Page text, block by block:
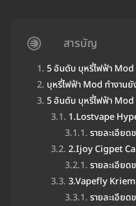
สารบัญ
5 อันดับ บุหรี่ไฟฟ้า
บุหรี่ไฟฟ้า Mod ทำงานยั
5 อันดับ บุหรี่ไฟฟ้า
1.Lostvape
รายละเอีย
2.Ijoy Cigpet
รายละเอีย
3.Vapefly
รายละเอีย